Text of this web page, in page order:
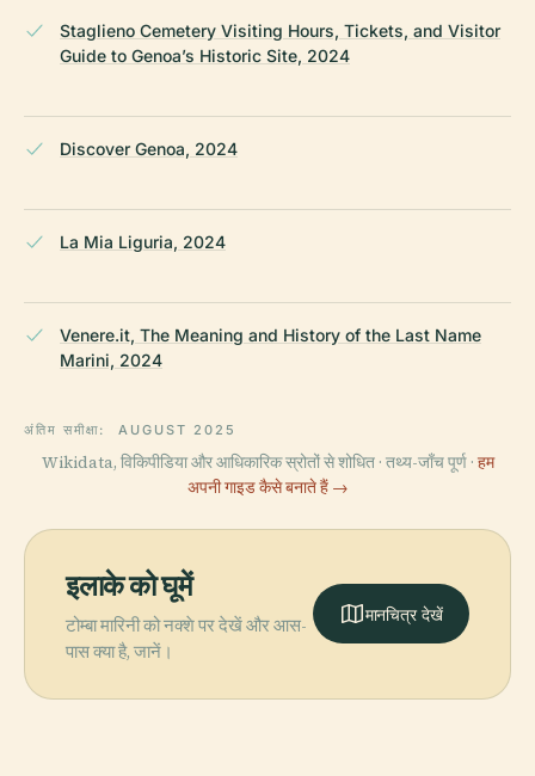
Staglieno Cemetery Visiting Hours, Tickets, and Visitor
Guide to Genoa’s Historic Site, 2024
Discover Genoa, 2024
La Mia Liguria, 2024
Venere.it, The Meaning and History of the Last Name
Marini, 2024
अंतिम समीक्षा: AUGUST 2025
Wikidata, विकिपीडिया और आधिकारिक स्रोतों से शोधित · तथ्य-जाँच पूर्ण · हम
अपनी गाइड कैसे बनाते हैं →
इलाके को घूमें
टोम्बा मारिनी को नक्शे पर देखें और आस-
पास क्या है, जानें।
मानचित्र देखें